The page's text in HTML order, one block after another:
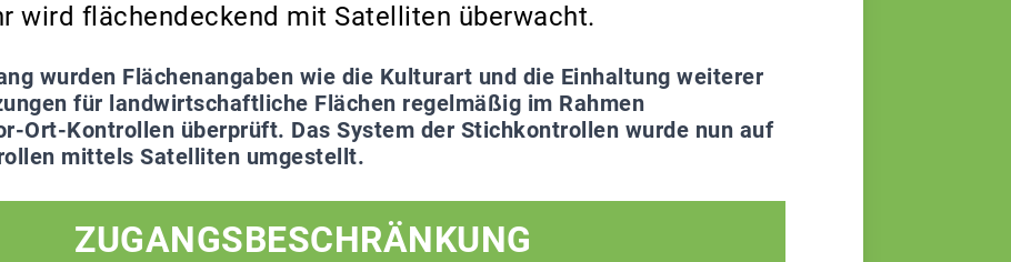
wird flächendeckend mit Satelliten überwacht.
wurden Flächenangaben wie die Kulturart und die Einhaltung weiterer
für landwirtschaftliche Flächen regelmäßig im Rahmen
Ort-Kontrollen überprüft. Das System der Stichkontrollen wurde nun auf
mittels Satelliten umgestellt.
ZUGANGSBESCHRÄNKUNG